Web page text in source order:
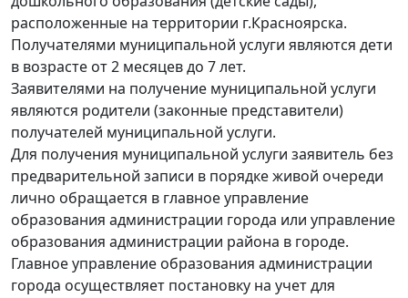
расположенные на территории г.Красноярска.
Получателями муниципальной услуги являются дети
в возрасте от 2 месяцев до 7 лет.
Заявителями на получение муниципальной услуги
являются родители (законные представители)
получателей муниципальной услуги.
Для получения муниципальной услуги заявитель без
предварительной записи в порядке живой очереди
лично обращается в главное управление
образования администрации города или управление
образования администрации района в городе.
Главное управление образования администрации
города осуществляет постановку на учет для